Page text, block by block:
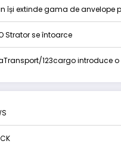
își extinde gama de anvelope
Strator se întoarce
123cargo introduce